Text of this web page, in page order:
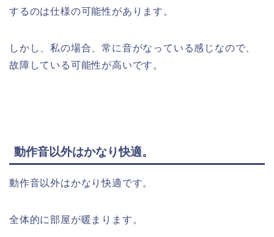
するのは仕様の可能性があります。
しかし、私の場合、常に音がなっている感じなので、
故障している可能性が高いです。
動作音以外はかなり快適。
動作音以外はかなり快適です。
全体的に部屋が暖まります。